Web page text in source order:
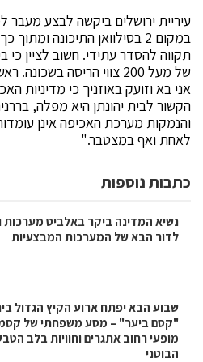
תקווה להסדר עתידי. חשוב לציין כי
של מעל 200 צווי הריסה
אני בא וזועק באוזניך כי מדיניות
הקשור לבית יהונתן היא מפלה,
והנמקות מערכת האכיפה אינן
לאחת ואף במצטבר."
כתבות נוספות
נשיא המדינה ביקר באלביט מערכות
לדור הבא של המערכות המבצעיות
שבוע הבא יפתח ארוע הקיץ הגדול
"קסם ביער" – מסע משפחתי של
מופעי רחוב אתגרים וחוויות בלב
הבוטני